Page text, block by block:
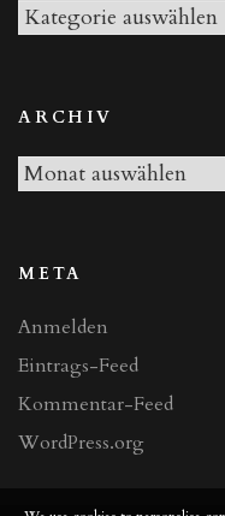
Alle
ARCHIV
Archiv
META
Anmelden
Eintrags-Feed
Kommentar-Feed
WordPress.org